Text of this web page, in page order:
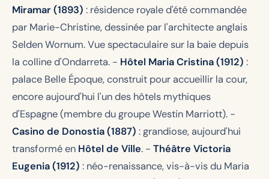
Miramar (1893) : résidence royale d'été commandée
par Marie-Christine, dessinée par l'architecte anglais
Selden Wornum. Vue spectaculaire sur la baie depuis
la colline d'Ondarreta. - Hôtel Maria Cristina (1912) :
palace Belle Époque, construit pour accueillir la cour,
encore aujourd'hui l'un des hôtels mythiques
d'Espagne (membre du groupe Westin Marriott). -
Casino de Donostia (1887) : grandiose, aujourd'hui
transformé en Hôtel de Ville. - Théâtre Victoria
Eugenia (1912) : néo-renaissance, vis-à-vis du Maria